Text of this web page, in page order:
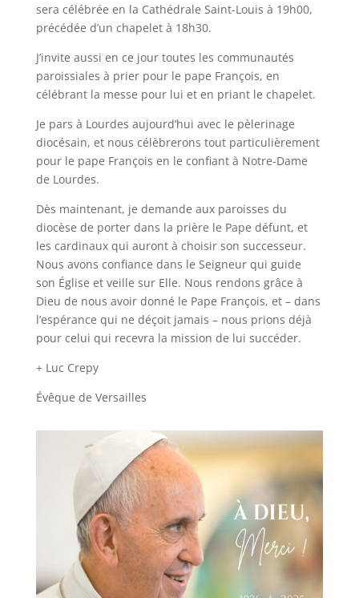
sera célébrée en la Cathédrale Saint-Louis à 19h00,
précédée d’un chapelet à 18h30.
J’invite aussi en ce jour toutes les communautés
paroissiales à prier pour le pape François, en
célébrant la messe pour lui et en priantle chapelet.
Je pars à Lourdes aujourd’hui avec le pèlerinage
diocésain, et nous célèbrerons tout particulièrement
pour le pape François en le confiant à Notre-Dame
de Lourdes.
Dès maintenant, je demande aux paroisses du
diocèse de porter dans la prière le Pape défunt, et
les cardinaux qui auront à choisir son successeur.
Nous avons confiance dans le Seigneur qui guide
son Église et veille sur Elle. Nous rendons grâce à
Dieu de nous avoir donné le Pape François, et – dans
l’espérance qui ne déçoit jamais – nous prions déjà
pour celui qui recevra la mission de lui succéder.
+ Luc Crepy
Évêque de Versailles